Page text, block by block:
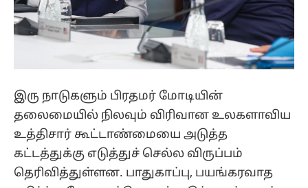
இரு நாடுகளும் பிரதமர் மோடியின்
தலைமையில் நிலவும் விரிவான உலகளாவிய
உத்திசார் கூட்டாண்மையை அடுத்த
கட்டத்துக்கு எடுத்துச் செல்ல விருப்பம்
தெரிவித்துள்ளன. பாதுகாப்பு, பயங்கரவாத